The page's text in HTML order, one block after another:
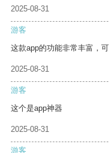
2025-08-31
游客
这款app的功能非常丰富，
2025-08-31
游客
这个是app神器
2025-08-31
游客